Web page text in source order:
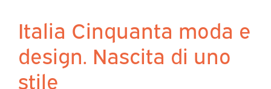
Italia Cinquanta moda e
design. Nascita di uno
stile